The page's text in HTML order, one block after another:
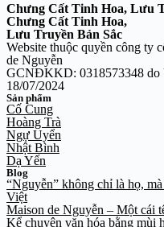
Chưng Cất Tinh Hoa, Lưu
Chưng Cất Tinh Hoa,
Lưu Truyền Bản Sắc
Website thuộc quyền công ty
de Nguyễn
GCNĐKKD: 0318573348 do
18/07/2024
Sản phẩm
Cố Cung
Hoàng Trà
Ngự Uyển
Nhật Bình
Dạ Yến
Blog
“Nguyễn” không chỉ là họ,
Việt
Maison de Nguyễn – Một cái
Kể chuyện văn hóa bằng mùi